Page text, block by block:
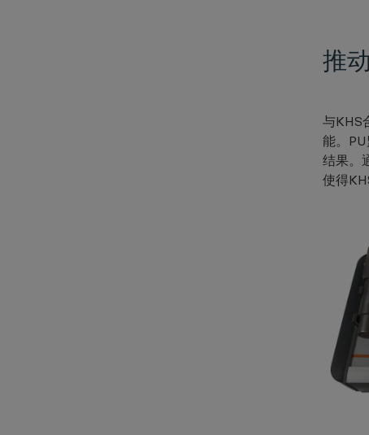
推
与KHS
能。
结果。
使得